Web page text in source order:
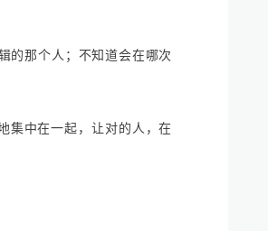
的那个人；不知道会在哪次
集中在一起，让对的人，在